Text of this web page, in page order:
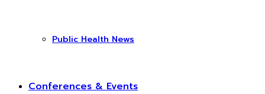
Public Health News
Conferences & Events